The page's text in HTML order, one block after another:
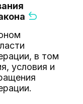
в том
условия и